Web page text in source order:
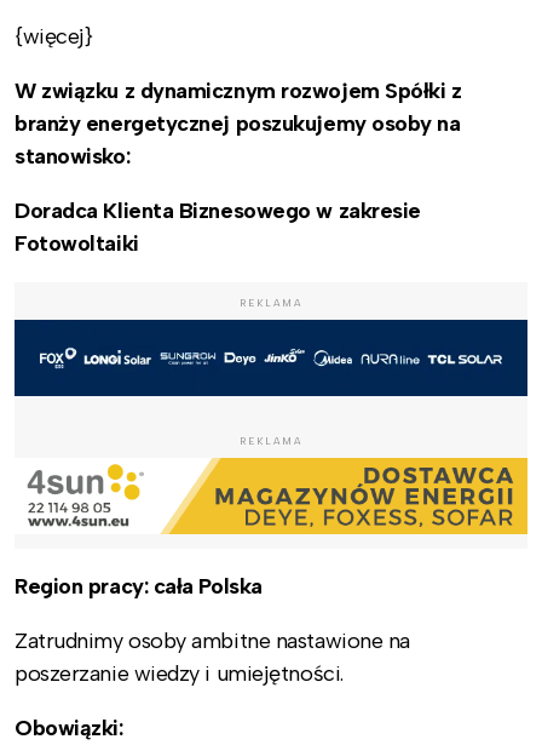
{więcej}
W związku z dynamicznym rozwojem Spółki z
branży energetycznej poszukujemy osoby na
stanowisko:
Doradca Klienta Biznesowego w zakresie
Fotowoltaiki
REKLAMA
REKLAMA
Region pracy: cała Polska
Zatrudnimy osoby ambitne nastawione na
poszerzanie wiedzy i umiejętności.
Obowiązki: